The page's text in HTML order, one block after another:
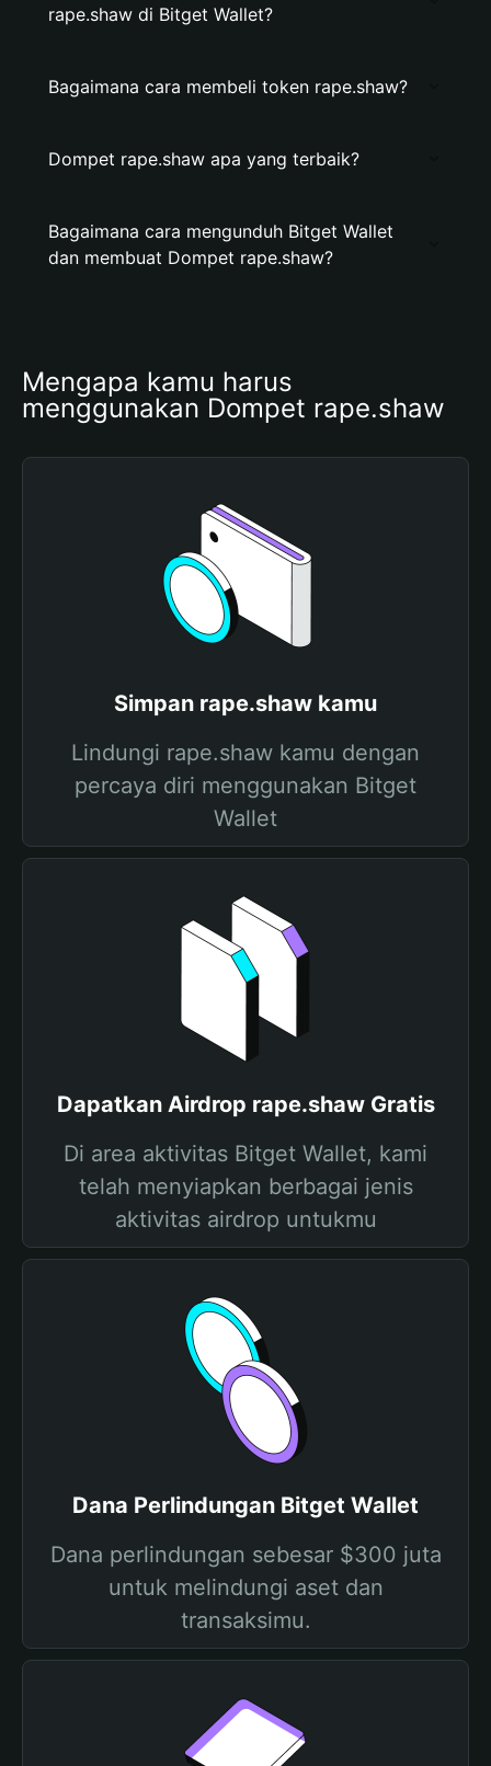
rape.shaw di Bitget Wallet?
Bagaimana cara membeli token rape.shaw?
Dompet rape.shaw apa yang terbaik?
Bagaimana cara mengunduh Bitget Wallet
dan membuat Dompet rape.shaw?
Mengapa kamu harus
menggunakan Dompet rape.shaw
Simpan rape.shaw kamu
Lindungi rape.shaw kamu dengan
percaya diri menggunakan Bitget
Wallet
Dapatkan Airdrop rape.shaw Gratis
Di area aktivitas Bitget Wallet, kami
telah menyiapkan berbagai jenis
aktivitas airdrop untukmu
Dana Perlindungan Bitget Wallet
Dana perlindungan sebesar $300 juta
untuk melindungi aset dan
transaksimu.